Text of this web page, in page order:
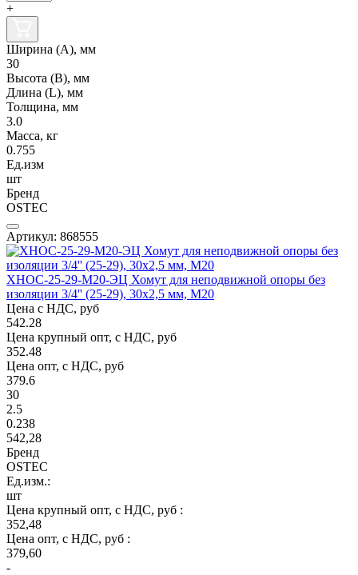
+
Ширина (А), мм
30
Высота (В), мм
Длина (L), мм
Толщина, мм
3.0
Масса, кг
0.755
Ед.изм
шт
Бренд
OSTEC
Артикул: 868555
ХНОС-25-29-М20-ЭЦ Хомут для неподвижной опоры без
изоляции 3/4'' (25-29), 30х2,5 мм, М20
Цена с НДС, руб
542.28
Цена крупный опт, с НДС, руб
352.48
Цена опт, с НДС, руб
379.6
30
2.5
0.238
542,28
Бренд
OSTEC
Ед.изм.:
шт
Цена крупный опт, с НДС, руб :
352,48
Цена опт, с НДС, руб :
379,60
-